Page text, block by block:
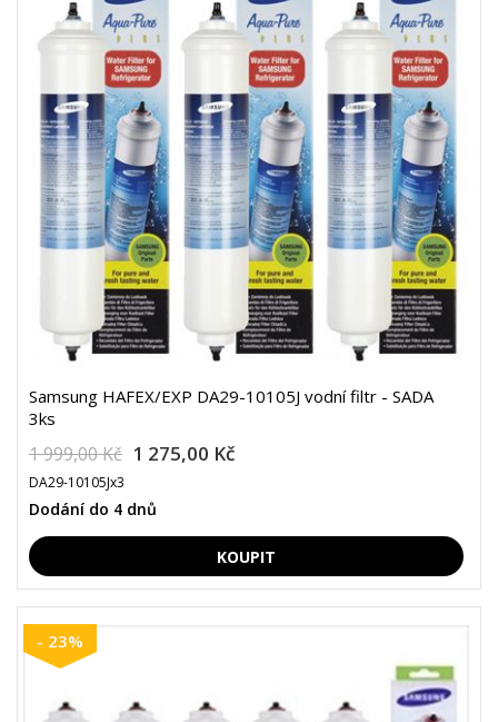
Samsung HAFEX/EXP DA29-10105J vodní filtr - SADA
3ks
1 999,00 Kč 1 275,00 Kč
DA29-10105Jx3
Dodání do 4 dnů
- 23%